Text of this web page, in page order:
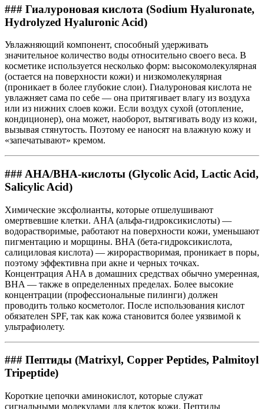
### Гиалуроновая кислота (Sodium Hyaluronate,
Hydrolyzed Hyaluronic Acid)
Увлажняющий компонент, способный удерживать
значительное количество воды относительно своего веса. В
косметике используется несколько форм: высокомолекулярная
(остается на поверхности кожи) и низкомолекулярная
(проникает в более глубокие слои). Гиалуроновая кислота не
увлажняет сама по себе — она притягивает влагу из воздуха
или из нижних слоев кожи. Если воздух сухой (отопление,
кондиционер), она может, наоборот, вытягивать воду из кожи,
вызывая стянутость. Поэтому ее наносят на влажную кожу и
«запечатывают» кремом.
### AHA/BHA-кислоты (Glycolic Acid, Lactic Acid,
Salicylic Acid)
Химические эксфолианты, которые отшелушивают
омертвевшие клетки. AHA (альфа-гидроксикислоты) —
водорастворимые, работают на поверхности кожи, уменьшают
пигментацию и морщины. BHA (бета-гидроксикислота,
салициловая кислота) — жирорастворимая, проникает в поры,
поэтому эффективна при акне и черных точках.
Концентрация AHA в домашних средствах обычно умеренная,
BHA — также в определенных пределах. Более высокие
концентрации (профессиональные пилинги) должен
проводить только косметолог. После использования кислот
обязателен SPF, так как кожа становится более уязвимой к
ультрафиолету.
### Пептиды (Matrixyl, Copper Peptides, Palmitoyl
Tripeptide)
Короткие цепочки аминокислот, которые служат
сигнальными молекулами для клеток кожи. Пептиды